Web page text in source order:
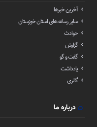
آخرین خبرها
سایر رسانه های استان خوزستان
حوادث
گزارش
گفت و گو
یادداشت
گالری
درباره ما